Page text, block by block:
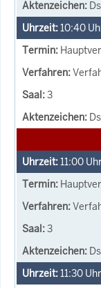
10:40
3
11:00
3
11:30 Uhr